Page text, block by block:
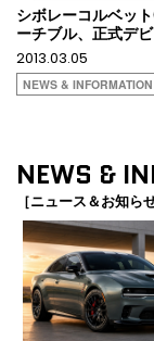
シボレーコルベッ
ーチブル、正式デ
2013.03.05
NEWS & INFORMATION
NEWS &
［ニュース＆お知らせ